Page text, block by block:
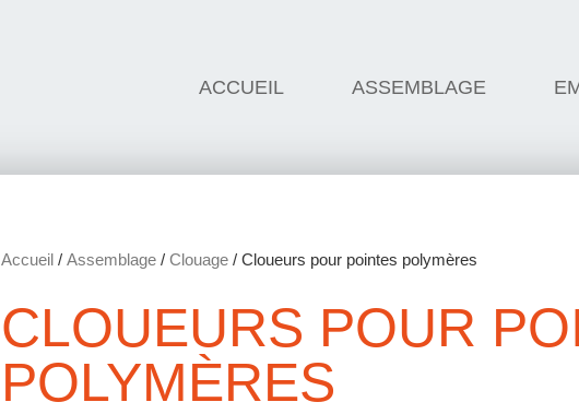
ACCUEIL ASSEMBLAGE
Accueil / Assemblage / Clouage / Cloueurs pour pointes polymères
CLOUEURS POUR
POLYMÈRES